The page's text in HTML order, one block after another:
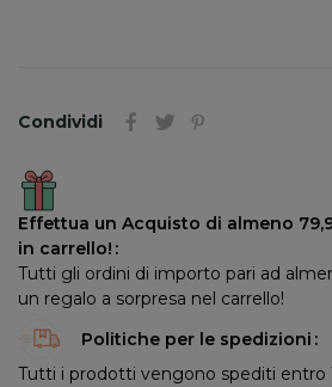
Condividi
Effettua un Acquisto di almeno
in carrello!
Tutti gli ordini di importo pari ad
un regalo a sorpresa nel carrello!
Politiche per le spedizioni
Tutti i prodotti vengono spediti entro